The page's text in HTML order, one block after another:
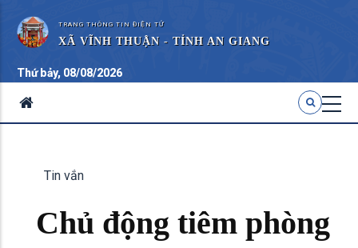
TRANG THÔNG TIN ĐIỆN TỬ
XÃ VĨNH THUẬN - TỈNH AN GIANG
Thứ bảy, 08/08/2026
Tin vắn
Chủ động tiêm phòng